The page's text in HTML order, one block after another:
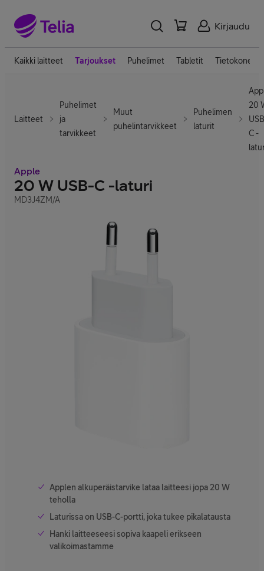
Kirjaudu
Kaikki laitteet Tarjoukset Puhelimet Tabletit Tietokoneet
Laitteet
Puhelimet
ja
tarvikkeet
Muut
puhelintarvikkeet
Puhelimen
laturit
20
C -
Apple
20 W USB-C -laturi
MD3J4ZM/A
Applen alkuperäistarvike lataa laitteesi jopa 20 W
teholla
Laturissa on USB-C-portti, joka tukee pikalatausta
Hanki laitteeseesi sopiva kaapeli erikseen
valikoimastamme